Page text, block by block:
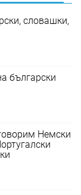
словашки,
български
Немски